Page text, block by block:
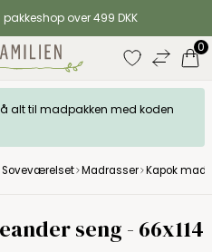
| 20.000 bedømmelser
0
på alt til madpakken med koden
Soveværelset Madrasser Kapok
seng - 66x114